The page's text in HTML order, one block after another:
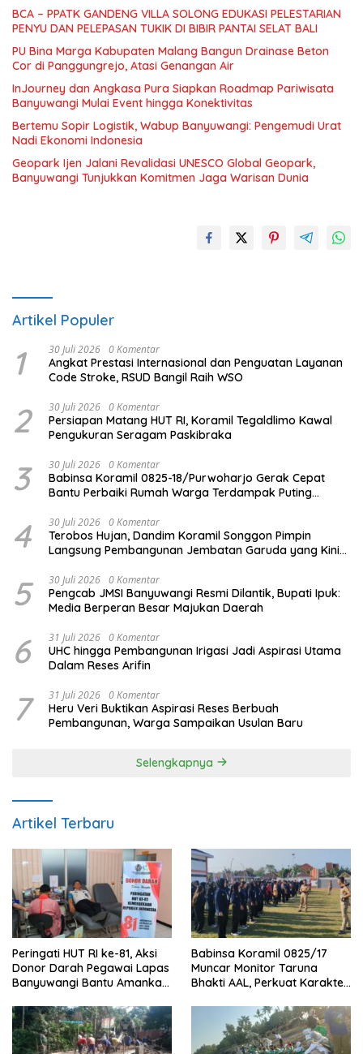
BCA – PPATK GANDENG VILLA SOLONG EDUKASI PELESTARIAN
PENYU DAN PELEPASAN TUKIK DI BIBIR PANTAI SELAT BALI
PU Bina Marga Kabupaten Malang Bangun Drainase Beton
Cor di Panggungrejo, Atasi Genangan Air
InJourney dan Angkasa Pura Siapkan Roadmap Pariwisata
Banyuwangi Mulai Event hingga Konektivitas
Bertemu Sopir Logistik, Wabup Banyuwangi: Pengemudi Urat
Nadi Ekonomi Indonesia
Geopark Ijen Jalani Revalidasi UNESCO Global Geopark,
Artikel Populer
1 30 Juli 2026 0 Komentar
Angkat Prestasi Internasional dan Penguatan Layanan
Code Stroke, RSUD Bangil Raih WSO
2 30 Juli 2026 0 Komentar
Persiapan Matang HUT RI, Koramil Tegaldlimo Kawal
Pengukuran Seragam Paskibraka
3 30 Juli 2026 0 Komentar
Babinsa Koramil 0825-18/Purwoharjo Gerak Cepat
Bantu Perbaiki Rumah Warga Terdampak Puting
4 30 Juli 2026 0 Komentar
Terobos Hujan, Dandim Koramil Songgon Pimpin
Langsung Pembangunan Jembatan Garuda yang Kini
5 30 Juli 2026 0 Komentar
Pengcab JMSI Banyuwangi Resmi Dilantik, Bupati Ipuk:
Media Berperan Besar Majukan Daerah
6 31 Juli 2026 0 Komentar
UHC hingga Pembangunan Irigasi Jadi Aspirasi Utama
Dalam Reses Arifin
7 31 Juli 2026 0 Komentar
Heru Veri Buktikan Aspirasi Reses Berbuah
Pembangunan, Warga Sampaikan Usulan Baru
Selengkapnya
Artikel Terbaru
Peringati HUT RI ke-81, Aksi
Donor Darah Pegawai Lapas
Banyuwangi Bantu Amankan
Babinsa Koramil 0825/17
Muncar Monitor Taruna
Bhakti AAL, Perkuat Karakter
Sekolah Rakyat